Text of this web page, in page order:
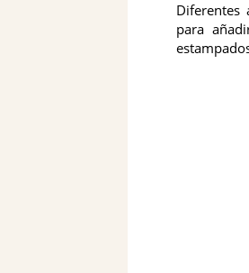
Diferentes
para